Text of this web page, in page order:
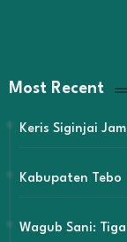
Most Recent
Keris Siginjai
Kabupaten Tebo
Wagub Sani: